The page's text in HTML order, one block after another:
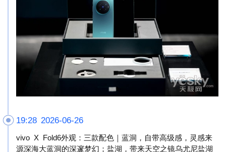
19:28 2026-06-26
vivo X Fold6外观：三款配色｜蓝洞，自带高级感，灵感来
源深海大蓝洞的深邃梦幻；盐湖，带来天空之镜乌尤尼盐湖